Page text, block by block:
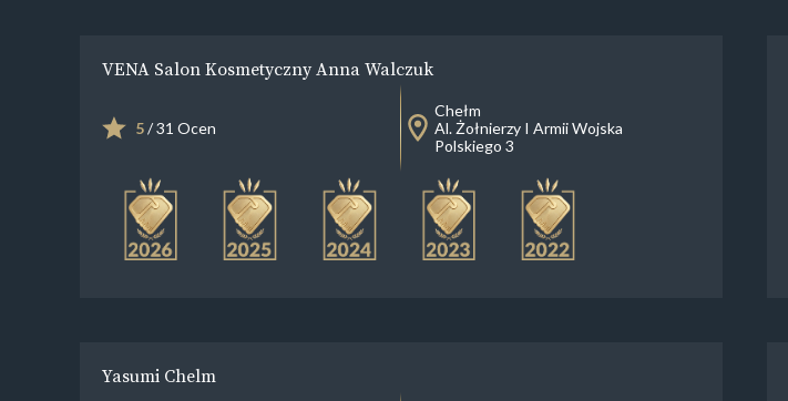
VENA Salon Kosmetyczny Anna Walczuk
5/ 31 Ocen
Chełm
Al. Żołnierzy I Armii Wojska
Polskiego 3
Yasumi Chelm